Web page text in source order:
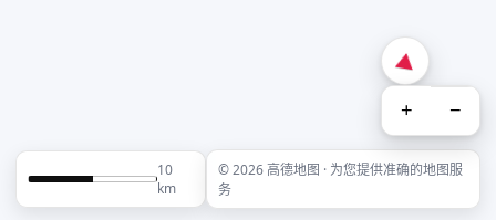
+ −
10
km
© 2026 高德地图 · 为您提供准确的地图服
务